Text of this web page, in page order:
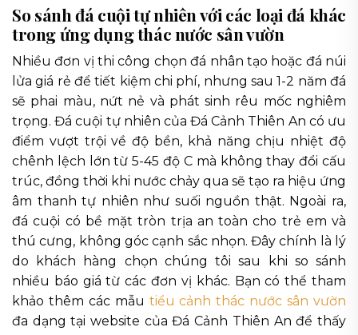
So sánh đá cuội tự nhiên với các loại đá khác
trong ứng dụng thác nước sân vườn
Nhiều đơn vị thi công chọn đá nhân tạo hoặc đá núi
lửa giá rẻ để tiết kiệm chi phí, nhưng sau 1-2 năm đá
sẽ phai màu, nứt nẻ và phát sinh rêu mốc nghiêm
trọng. Đá cuội tự nhiên của Đá Cảnh Thiên An có ưu
điểm vượt trội về độ bền, khả năng chịu nhiệt độ
chênh lệch lớn từ 5-45 độ C mà không thay đổi cấu
trúc, đồng thời khi nước chảy qua sẽ tạo ra hiệu ứng
âm thanh tự nhiên như suối nguồn thật. Ngoài ra,
đá cuội có bề mặt tròn trịa an toàn cho trẻ em và
thú cưng, không góc cạnh sắc nhọn. Đây chính là lý
do khách hàng chọn chúng tôi sau khi so sánh
nhiều báo giá từ các đơn vị khác. Bạn có thể tham
khảo thêm các mẫu tiểu cảnh thác nước sân vườn
đa dạng tại website của Đá Cảnh Thiên An để thấy